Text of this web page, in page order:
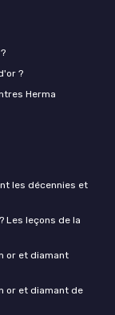
?
Herma
les décennies et
Les leçons de la
or et diamant
or et diamant de